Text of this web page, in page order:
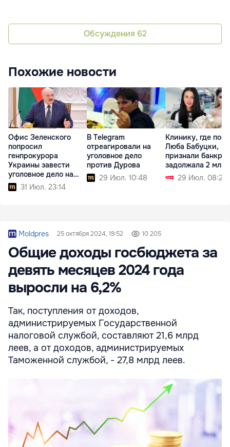
Обсуждения 62
Похожие новости
Офис Зеленского
попросил
генпрокурора
Украины завести
уголовное дело на
Лукашенко
31 Июл. 23:14
В Telegram
отреагировали на
уголовное дело
против Дурова
29 Июл. 10:48
Клинику, где
Люба Бабуцки,
признали
задолжала 2 млн
29 Июл. 08:21
Moldpres 25 октября 2024, 19:52 10 205
Общие доходы госбюджета за
девять месяцев 2024 года
выросли на 6,2%
Так, поступления от доходов,
администрируемых Государственной
налоговой службой, составляют 21,6 млрд
леев, а от доходов, администрируемых
Таможенной службой, - 27,8 млрд леев.